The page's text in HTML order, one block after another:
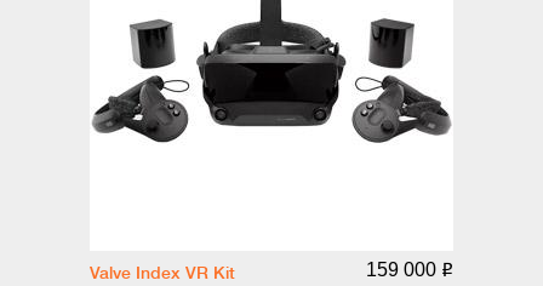
Valve Index VR Kit 159 000 o